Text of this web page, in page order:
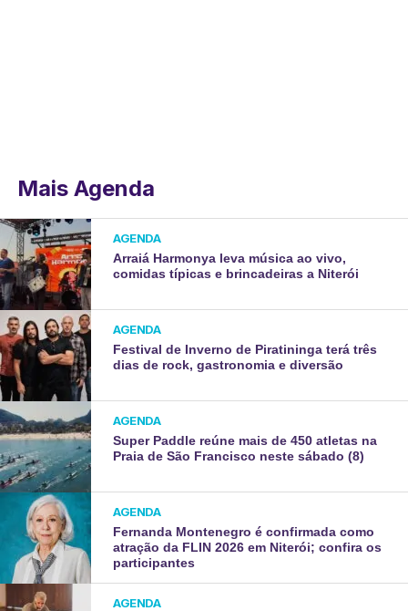
Mais Agenda
AGENDA
Arraiá Harmonya leva música ao vivo,
comidas típicas e brincadeiras a Niterói
AGENDA
Festival de Inverno de Piratininga terá três
dias de rock, gastronomia e diversão
AGENDA
Super Paddle reúne mais de 450 atletas na
Praia de São Francisco neste sábado (8)
AGENDA
Fernanda Montenegro é confirmada como
atração da FLIN 2026 em Niterói; confira os
participantes
AGENDA